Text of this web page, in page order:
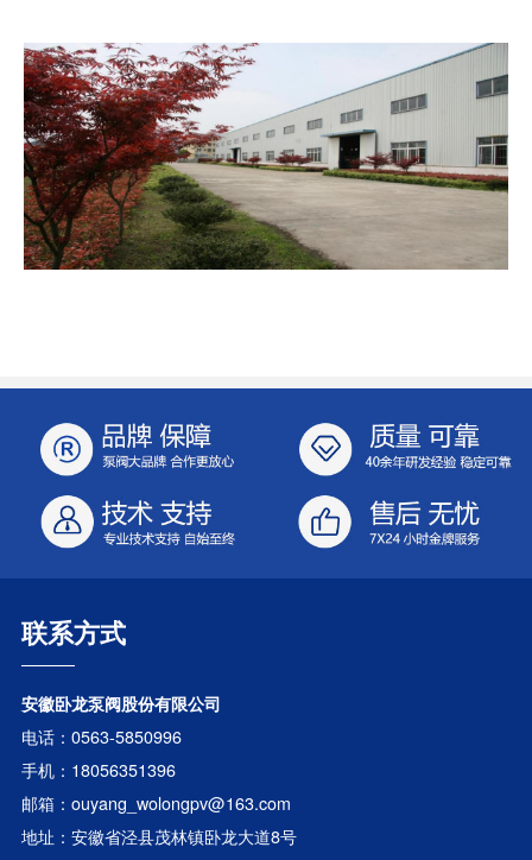
联系方式
安徽卧龙泵阀股份有限公司
电话：0563-5850996
手机：18056351396
邮箱：ouyang_wolongpv@163.com
地址：安徽省泾县茂林镇卧龙大道8号